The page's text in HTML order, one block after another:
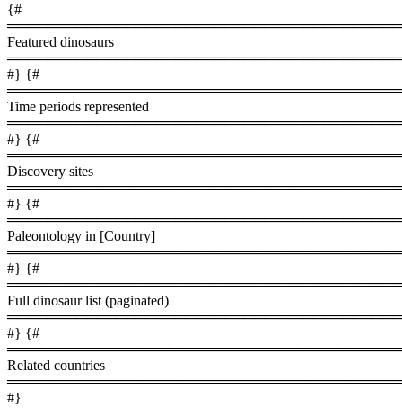
{#
Featured dinosaurs
#} {#
Time periods represented
#} {#
Discovery sites
#} {#
Paleontology in [Country]
#} {#
Full dinosaur list (paginated)
#} {#
Related countries
#}